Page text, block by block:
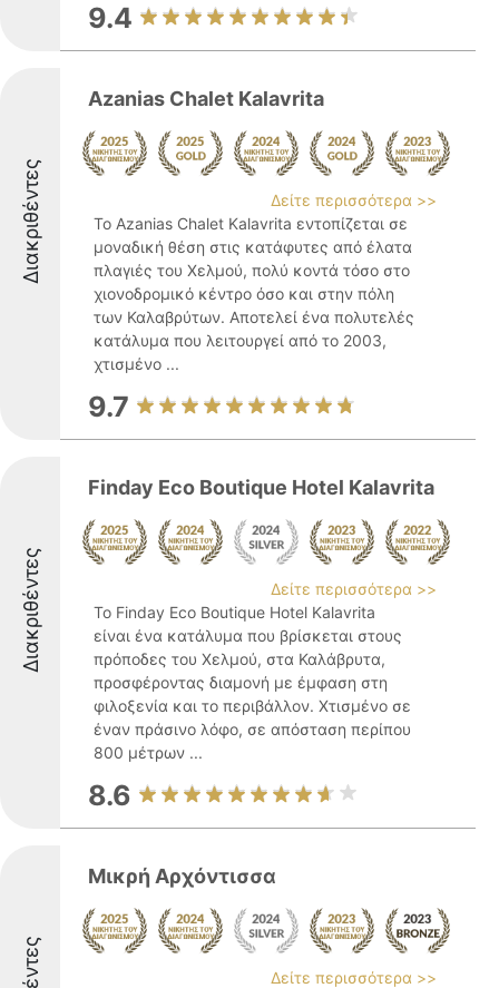
9.4
Διακριθέντες
Azanias Chalet Kalavrita
Δείτε περισσότερα >>
Το Azanias Chalet Kalavrita εντοπίζεται σε
μοναδική θέση στις κατάφυτες από έλατα
πλαγιές του Χελμού, πολύ κοντά τόσο στο
χιονοδρομικό κέντρο όσο και στην πόλη
των Καλαβρύτων. Αποτελεί ένα πολυτελές
κατάλυμα που λειτουργεί από το 2003,
χτισμένο ...
9.7
Διακριθέντες
Finday Eco Boutique Hotel Kalavrita
Δείτε περισσότερα >>
Το Finday Eco Boutique Hotel Kalavrita
είναι ένα κατάλυμα που βρίσκεται στους
πρόποδες του Χελμού, στα Καλάβρυτα,
προσφέροντας διαμονή με έμφαση στη
φιλοξενία και το περιβάλλον. Χτισμένο σε
έναν πράσινο λόφο, σε απόσταση περίπου
800 μέτρων ...
8.6
Μικρή Αρχόντισσα
Δείτε περισσότερα >>